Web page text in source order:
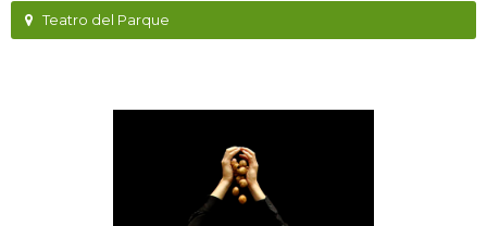
Teatro del Parque